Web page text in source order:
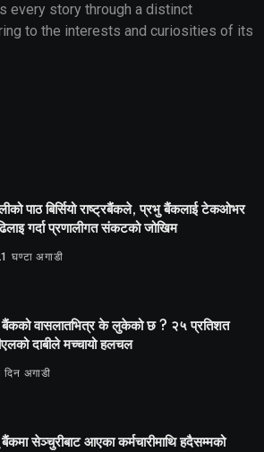
every story through a distinct
to the interests and curiosities of its
पाठ बिर्सियो राष्ट्रबैंकले, प्रभु बैंकलाई टेकओभर
गर्दा प्रणालीगत संकटको जोखिम
घण्टा अगाडी
वासलातभित्र के लुकेको छ ? २५ प्रतिशत
दाबीले मच्चायो हलचल
दिन अगाडी
सेञ्चुरीबाट आएका कर्मचारीमाथि हदैसम्मको